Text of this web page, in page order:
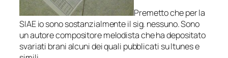
Premetto che per la
SIAE io sono sostanzialmente il sig. nessuno. Sono
un autore compositore melodista che ha depositato
svariati brani alcuni dei quali pubblicati su Itunes e